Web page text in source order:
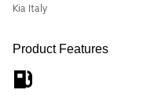
Kia Italy
Product Features